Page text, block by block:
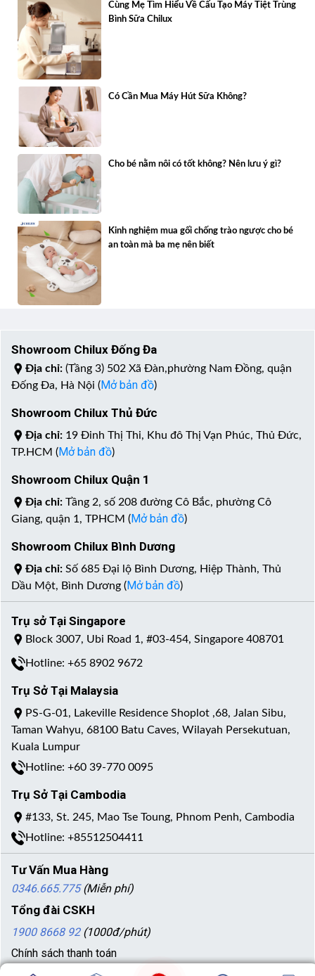
Cùng Mẹ Tìm Hiểu Về Cấu Tạo Máy Tiệt Trùng
Bình Sữa Chilux
Có Cần Mua Máy Hút Sữa Không?
Cho bé nằm nôi có tốt không? Nên lưu ý gì?
Kinh nghiệm mua gối chống trào ngược cho bé
an toàn mà ba mẹ nên biết
Showroom Chilux Đống Đa
Địa chỉ: (Tầng 3) 502 Xã Đàn,phường Nam Đồng, quận
Đống Đa, Hà Nội (Mở bản đồ)
Showroom Chilux Thủ Đức
Địa chỉ: 19 Đinh Thị Thi, Khu đô Thị Vạn Phúc, Thủ Đức,
TP.HCM (Mở bản đồ)
Showroom Chilux Quận 1
Địa chỉ: Tầng 2, số 208 đường Cô Bắc, phường Cô
Giang, quận 1, TPHCM (Mở bản đồ)
Showroom Chilux Bình Dương
Địa chỉ: Số 685 Đại lộ Bình Dương, Hiệp Thành, Thủ
Dầu Một, Bình Dương (Mở bản đồ)
Trụ sở Tại Singapore
Block 3007, Ubi Road 1, #03-454, Singapore 408701
Hotline: +65 8902 9672
Trụ Sở Tại Malaysia
PS-G-01, Lakeville Residence Shoplot ,68, Jalan Sibu,
Taman Wahyu, 68100 Batu Caves, Wilayah Persekutuan,
Kuala Lumpur
Hotline: +60 39-770 0095
Trụ Sở Tại Cambodia
#133, St. 245, Mao Tse Toung, Phnom Penh, Cambodia
Hotline: +85512504411
Tư Vấn Mua Hàng
0346.665.775 (Miễn phí)
Tổng đài CSKH
1900 8668 92 (1000đ/phút)
Chính sách thanh toán